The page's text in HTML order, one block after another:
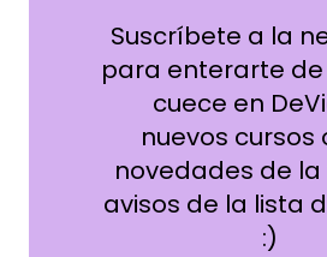
Suscríbete a la
para enterarte de
cuece en
nuevos cursos
novedades de
avisos de la lista
:)